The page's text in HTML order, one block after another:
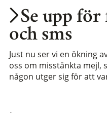
Se upp för
och sms
Just nu ser vi en ökning
oss om misstänkta mejl,
någon utger sig för att